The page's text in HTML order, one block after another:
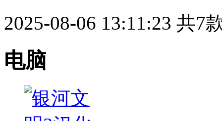
2025-08-06 13:11:23 共7
电脑